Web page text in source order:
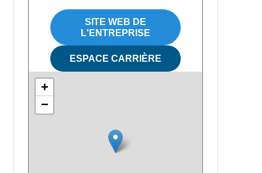
SITE WEB DE
L'ENTREPRISE
ESPACE CARRIÈRE
+
−